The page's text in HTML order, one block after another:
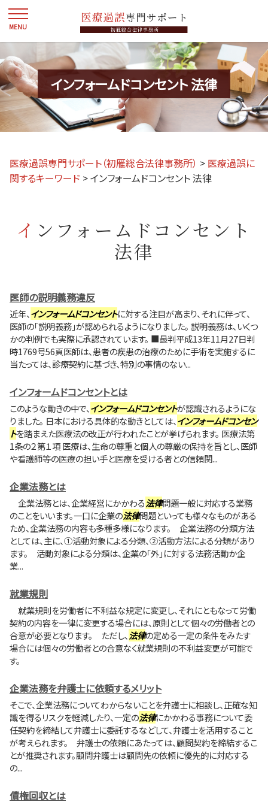
インフォームドコンセント 法律
医療過誤専門サポート（初雁総合法律事務所） > 医療過誤に
関するキーワード >インフォームドコンセント 法律
インフォームドコンセント
法律
医師の説明義務違反
近年、インフォームドコンセントに対する注目が高まり、それに伴って、
医師の「説明義務」が認められるようになりました。 説明義務は、いくつ
かの判例でも実際に承認されています。 ■最判平成13年11月27日判
時1769号56頁医師は、患者の疾患の治療のために手術を実施するに
当たっては、診療契約に基づき、特別の事情のない...
インフォームドコンセントとは
このような動きの中で、インフォームドコンセントが認識されるようにな
りました。 日本における具体的な動きとしては、インフォームドコンセン
トを踏まえた医療法の改正が行われたことが挙げられます。 医療法第
1条の２第１項 医療は、生命の尊重と個人の尊厳の保持を旨とし、医師
や看護師等の医療の担い手と医療を受ける者との信頼関...
企業法務とは
企業法務とは、企業経営にかかわる法律問題一般に対応する業務
のことをいいます。一口に企業の法律問題といっても様々なものがある
ため、企業法務の内容も多種多様になります。 企業法務の分類方法
としては、主に、①活動対象による分類、②活動方法による分類があり
ます。 活動対象による分類は、企業の「外」に対する法務活動か企
業...
就業規則
就業規則を労働者に不利益な規定に変更し、それにともなって労働
契約の内容を一律に変更する場合には、原則として個々の労働者との
合意が必要となります。 ただし、 法律の定める一定の条件をみたす
場合には個々の労働者との合意なく就業規則の不利益変更が可能で
す。
企業法務を弁護士に依頼するメリット
そこで、企業法務についてわからないことを弁護士に相談し、正確な知
識を得るリスクを軽減したり、一定の法律にかかわる事務について委
任契約を締結して弁護士に委託するなどして、弁護士を活用すること
が考えられます。 弁護士の依頼にあたっては、顧問契約を締結するこ
とが推奨されます。顧問弁護士は顧問先の依頼に優先的に対応する
の...
債権回収とは